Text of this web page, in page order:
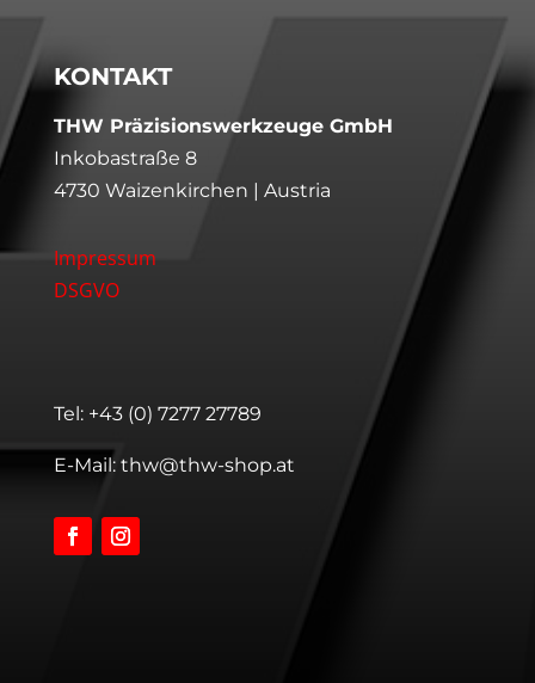
KONTAKT
THW Präzisionswerkzeuge GmbH
Inkobastraße 8
4730 Waizenkirchen | Austria
Impressum
DSGVO
Tel: +43 (0) 7277 27789
E-Mail: thw@thw-shop.at